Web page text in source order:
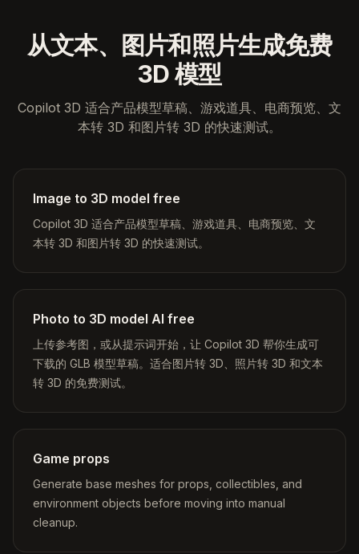
从文本、图片和照片生成免费
3D 模型
Copilot 3D 适合产品模型草稿、游戏道具、电商预览、文
本转 3D 和图片转 3D 的快速测试。
Image to 3D model free
Copilot 3D 适合产品模型草稿、游戏道具、电商预览、文
本转 3D 和图片转 3D 的快速测试。
Photo to 3D model AI free
上传参考图，或从提示词开始，让 Copilot 3D 帮你生成可
下载的 GLB 模型草稿。适合图片转 3D、照片转 3D 和文本
转 3D 的免费测试。
Game props
Generate base meshes for props, collectibles, and
environment objects before moving into manual
cleanup.